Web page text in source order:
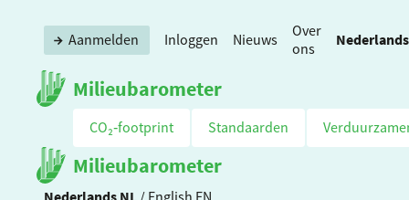
Milieubarometer
Aanmelden Inloggen Nieuws
Over
ons
Nederlands
CO₂‑footprint Standaarden
Milieubarometer
Nederlands NL / English EN